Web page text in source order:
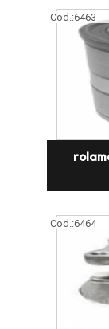
Cod.:6463
Cod.:6464